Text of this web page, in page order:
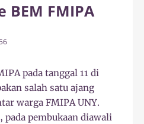
BEM FMIPA
pada tanggal 11 di
salah satu ajang
warga FMIPA UNY.
pada pembukaan diawali